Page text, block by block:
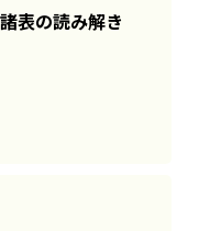
表の読み解き